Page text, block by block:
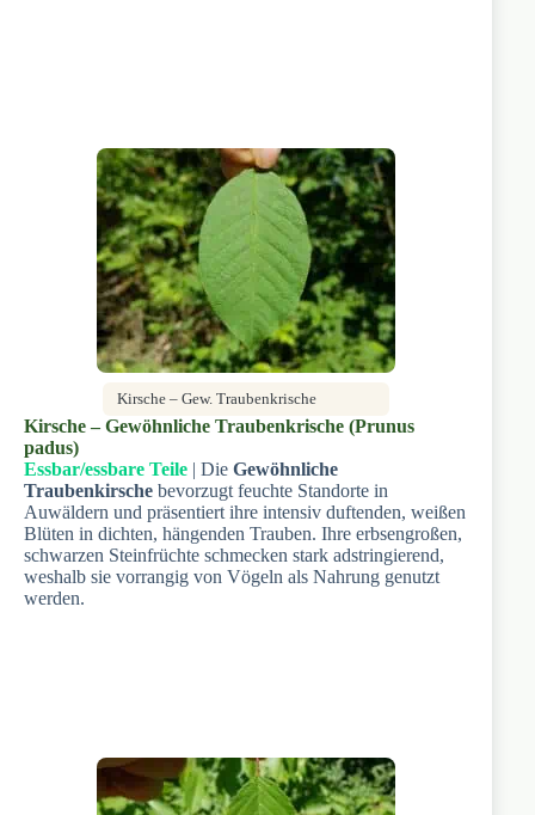
Kirsche – Gew. Traubenkrische
Kirsche – Gewöhnliche Traubenkrische (Prunus
padus)
Essbar/essbare Teile | Die Gewöhnliche
Traubenkirsche bevorzugt feuchte Standorte in
Auwäldern und präsentiert ihre intensiv duftenden, weißen
Blüten in dichten, hängenden Trauben. Ihre erbsengroßen,
schwarzen Steinfrüchte schmecken stark adstringierend,
weshalb sie vorrangig von Vögeln als Nahrung genutzt
werden.